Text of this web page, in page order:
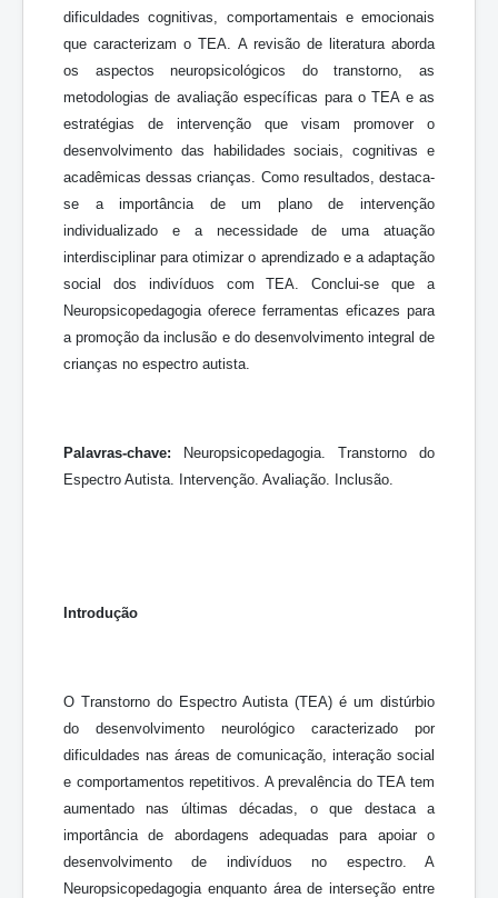
dificuldades cognitivas, comportamentais e emocionais
que caracterizam o TEA. A revisão de literatura aborda
os aspectos neuropsicológicos do transtorno, as
metodologias de avaliação específicas para o TEA e as
estratégias de intervenção que visam promover o
desenvolvimento das habilidades sociais, cognitivas e
acadêmicas dessas crianças. Como resultados, destaca-
se a importância de um plano de intervenção
individualizado e a necessidade de uma atuação
interdisciplinar para otimizar o aprendizado e a adaptação
social dos indivíduos com TEA. Conclui-se que a
Neuropsicopedagogia oferece ferramentas eficazes para
a promoção da inclusão e do desenvolvimento integral de
crianças no espectro autista.
Palavras-chave: Neuropsicopedagogia. Transtorno do
Espectro Autista. Intervenção. Avaliação. Inclusão.
Introdução
O Transtorno do Espectro Autista (TEA) é um distúrbio
do desenvolvimento neurológico caracterizado por
dificuldades nas áreas de comunicação, interação social
e comportamentos repetitivos. A prevalência do TEA tem
aumentado nas últimas décadas, o que destaca a
importância de abordagens adequadas para apoiar o
desenvolvimento de indivíduos no espectro. A
Neuropsicopedagogia enquanto área de interseção entre